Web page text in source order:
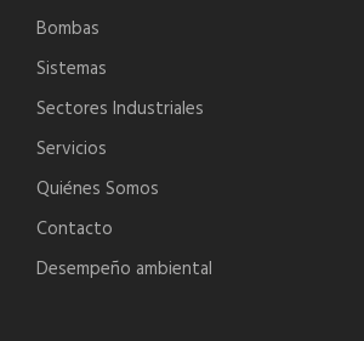
Bombas
Sistemas
Sectores Industriales
Servicios
Quiénes Somos
Contacto
Desempeño ambiental